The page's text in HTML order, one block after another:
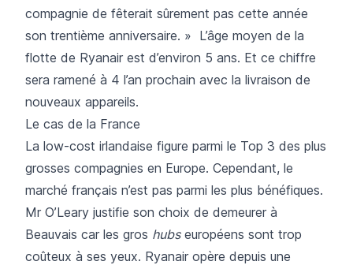
compagnie de fêterait sûrement pas cette année
son trentième anniversaire. » L’âge moyen de la
flotte de Ryanair est d’environ 5 ans. Et ce chiffre
sera ramené à 4 l’an prochain avec la livraison de
nouveaux appareils.
Le cas de la France
La low-cost irlandaise figure parmi le Top 3 des plus
grosses compagnies en Europe. Cependant, le
marché français n’est pas parmi les plus bénéfiques.
Mr O’Leary justifie son choix de demeurer à
Beauvais car les gros hubseuropéens sont trop
coûteux à ses yeux. Ryanair opère depuis une